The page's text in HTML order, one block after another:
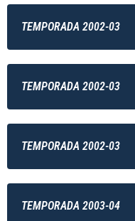
TEMPORADA 2002-03
TEMPORADA 2002-03
TEMPORADA 2002-03
TEMPORADA 2003-04